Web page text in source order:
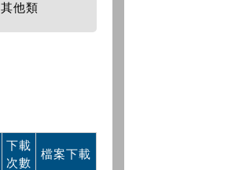
其他類
下載
次數
檔案下載